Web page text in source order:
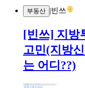
부동산 |빈쓰
[빈쓰] 지방
고민(지방
는 어디??)